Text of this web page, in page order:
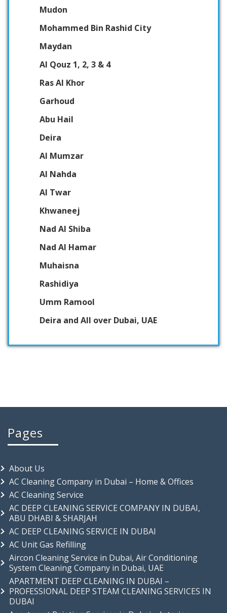
Mudon
Mohammed Bin Rashid City
Maydan
Al Qouz 1, 2, 3 & 4
Ras Al Khor
Garhoud
Abu Hail
Deira
Al Mumzar
Al Nahda
Al Twar
Khwaneej
Nad Al Shiba
Nad Al Hamar
Muhaisna
Rashidiya
Umm Ramool
Deira and All over Dubai, UAE
Pages
About Us
AC Cleaning Company in Dubai – Home & Offices
AC Cleaning Service
AC DEEP CLEANING SERVICE COMPANY IN DUBAI,
ABU DHABI & SHARJAH
AC DEEP CLEANING SERVICE IN DUBAI
AC Unit Gas Refilling
Aircon Cleaning Service in Dubai, Air Conditioning
System Cleaning Company in Dubai, UAE
APARTMENT DEEP CLEANING IN DUBAI –
PROFESSIONAL DEEP STEAM CLEANING SERVICES IN
DUBAI